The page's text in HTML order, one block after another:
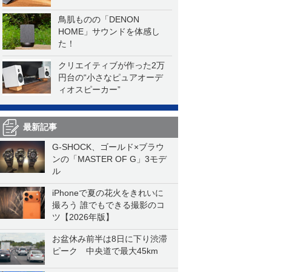
鳥肌ものの「DENON
HOME」サウンドを体感し
た！
クリエイティブが作った2万
円台の“小さなピュアオーデ
ィオスピーカー”
最新記事
G-SHOCK、ゴールド×ブラウ
ンの「MASTER OF G」3モデ
ル
iPhoneで夏の花火をきれいに
撮ろう 誰でもできる撮影のコ
ツ【2026年版】
お盆休み前半は8日に下り渋滞
ピーク 中央道で最大45km